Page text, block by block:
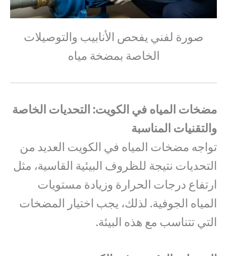
صورة لفني يفحص الأنابيب والتوصيلات
الخاصة بمضخة مياه
مضخات المياه في الكويت: التحديات الخاصة
والتقنيات المناسبة
تواجه مضخات المياه في الكويت العديد من
التحديات نتيجة للظروف البيئية القاسية، مثل
ارتفاع درجات الحرارة وزيادة مستويات
المياه الجوفية. لذلك، يجب اختيار المضخات
التي تتناسب مع هذه البيئة.